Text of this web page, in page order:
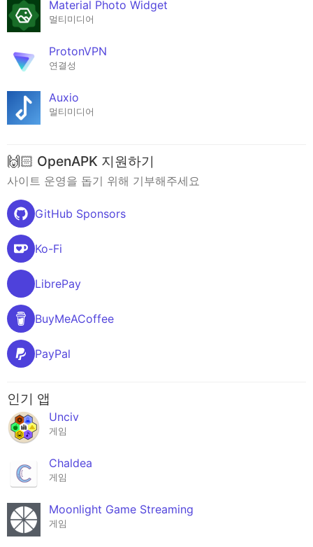
Material Photo Widget
멀티미디어
ProtonVPN
연결성
Auxio
멀티미디어
🙌🏻 OpenAPK 지원하기
사이트 운영을 돕기 위해 기부해주세요
GitHub Sponsors
Ko-Fi
LibrePay
BuyMeACoffee
PayPal
인기 앱
Unciv
게임
Chaldea
게임
Moonlight Game Streaming
게임